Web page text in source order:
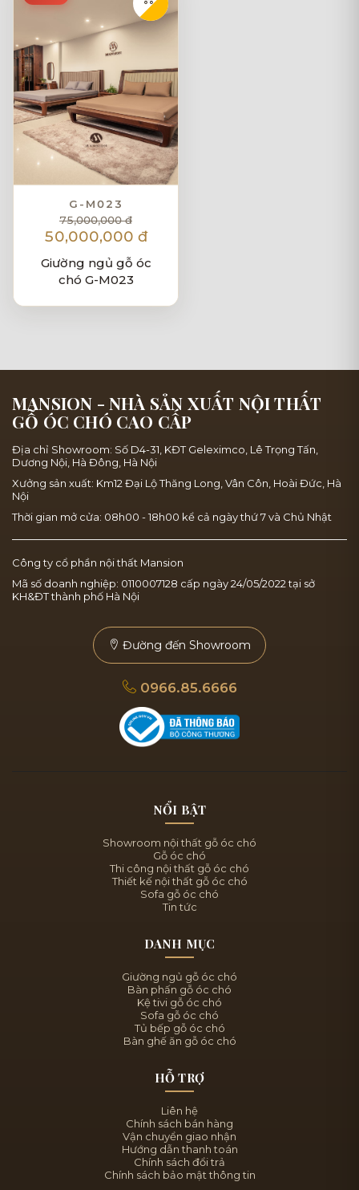
G-M023
75,000,000 đ
50,000,000 đ
Giường ngủ gỗ óc
chó G-M023
MANSION - NHÀ SẢN XUẤT NỘI THẤT
GỖ ÓC CHÓ CAO CẤP
Địa chỉ Showroom: Số D4-31, KĐT Geleximco, Lê Trọng Tấn,
Dương Nội, Hà Đông, Hà Nội
Xưởng sản xuất: Km12 Đại Lộ Thăng Long, Vân Côn, Hoài Đức, Hà
Nội
Thời gian mở cửa: 08h00 - 18h00 kể cả ngày thứ 7 và Chủ Nhật
Công ty cổ phần nội thất Mansion
Mã số doanh nghiệp: 0110007128 cấp ngày 24/05/2022 tại sở
KH&ĐT thành phố Hà Nội
Đường đến Showroom
0966.85.6666
NỔI BẬT
Showroom nội thất gỗ óc chó
Gỗ óc chó
Thi công nội thất gỗ óc chó
Thiết kế nội thất gỗ óc chó
Sofa gỗ óc chó
Tin tức
DANH MỤC
Giường ngủ gỗ óc chó
Bàn phấn gỗ óc chó
Kệ tivi gỗ óc chó
Sofa gỗ óc chó
Tủ bếp gỗ óc chó
Bàn ghế ăn gỗ óc chó
HỖ TRỢ
Liên hệ
Chính sách bán hàng
Vận chuyển giao nhận
Hướng dẫn thanh toán
Chính sách đổi trả
Chính sách bảo mật thông tin